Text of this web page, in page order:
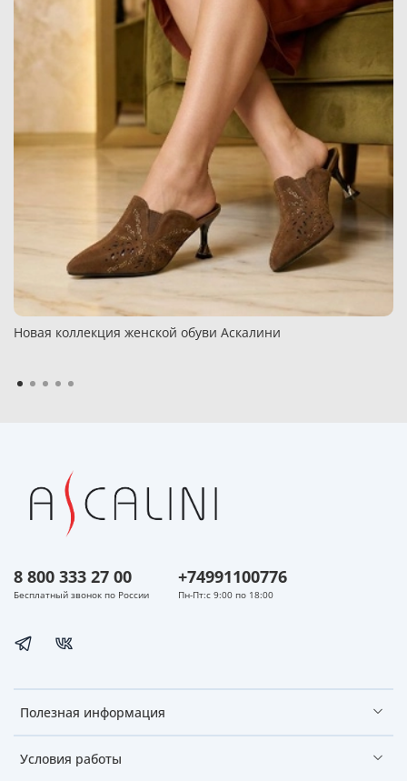
Новая коллекция женской обуви Аскалини
Полезная информация
Условия работы
8 800 333 27 00
Бесплатный звонок по России
+74991100776
Пн-Пт:с 9:00 по 18:00